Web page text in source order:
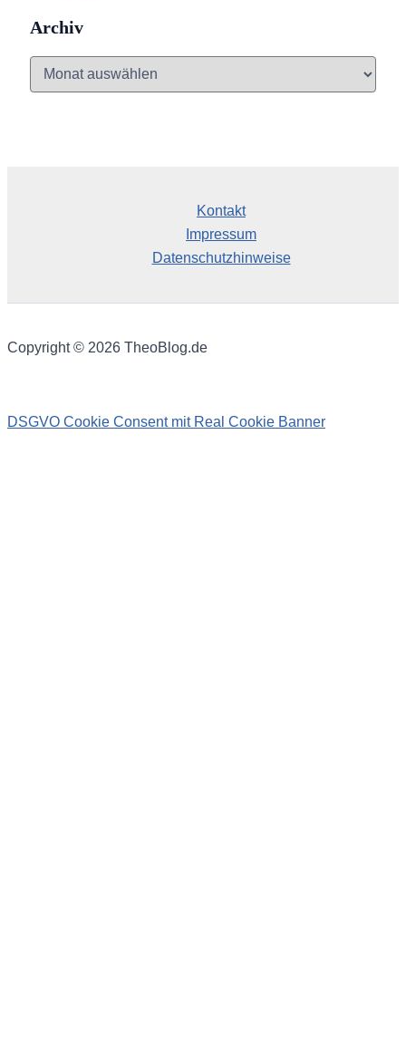
Archiv
Kontakt
Impressum
Datenschutzhinweise
Copyright © 2026 TheoBlog.de
DSGVO Cookie Consent mit Real Cookie Banner